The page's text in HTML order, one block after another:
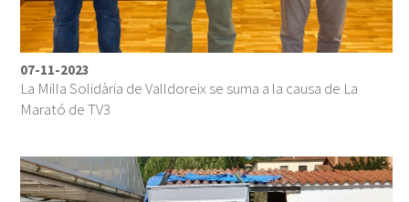
07-11-2023
La Milla Solidària de Valldoreix se suma a la causa de La
Marató de TV3